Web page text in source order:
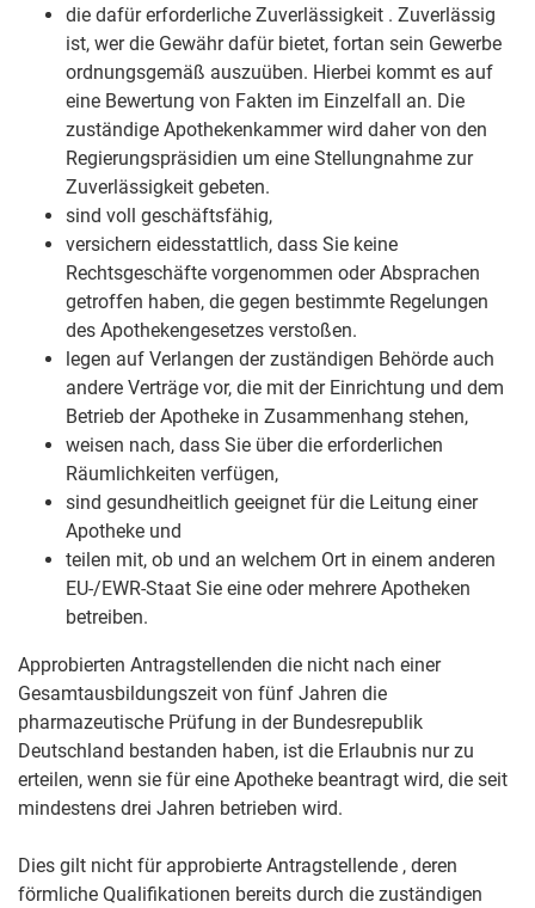
die dafür erforderliche Zuverlässigkeit . Zuverlässig
ist, wer die Gewähr dafür bietet, fortan sein Gewerbe
ordnungsgemäß auszuüben. Hierbei kommt es auf
eine Bewertung von Fakten im Einzelfall an. Die
zuständige Apothekenkammer wird dahervon den
Regierungspräsidien um eine Stellungnahme zur
Zuverlässigkeit gebeten.
sind voll geschäftsfähig,
versichern eidesstattlich, dass Sie keine
Rechtsgeschäfte vorgenommen oder Absprachen
getroffen haben, die gegen bestimmte Regelungen
des Apothekengesetzes verstoßen.
legen auf Verlangen der zuständigen Behörde auch
andere Verträge vor, die mit der Einrichtung und dem
Betrieb der Apotheke in Zusammenhang stehen,
weisen nach, dass Sie über die erforderlichen
Räumlichkeiten verfügen,
sind gesundheitlich geeignet für die Leitung einer
Apotheke und
teilen mit, ob und an welchem Ort in einem anderen
EU-/EWR-Staat Sie eine oder mehrere Apotheken
betreiben.
Approbierten Antragstellenden die nicht nach einer
Gesamtausbildungszeit von fünf Jahren die
pharmazeutische Prüfung in der Bundesrepublik
Deutschland bestanden haben, ist die Erlaubnis nur zu
erteilen, wenn sie für eine Apotheke beantragt wird, die seit
mindestens drei Jahren betrieben wird.
Dies gilt nicht für approbierte Antragstellende , deren
förmliche Qualifikationen bereits durch die zuständigen